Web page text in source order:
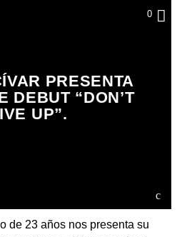
0
PRESENTA
DEBUT “DON’T
UP”.
de 23 años nos presenta su